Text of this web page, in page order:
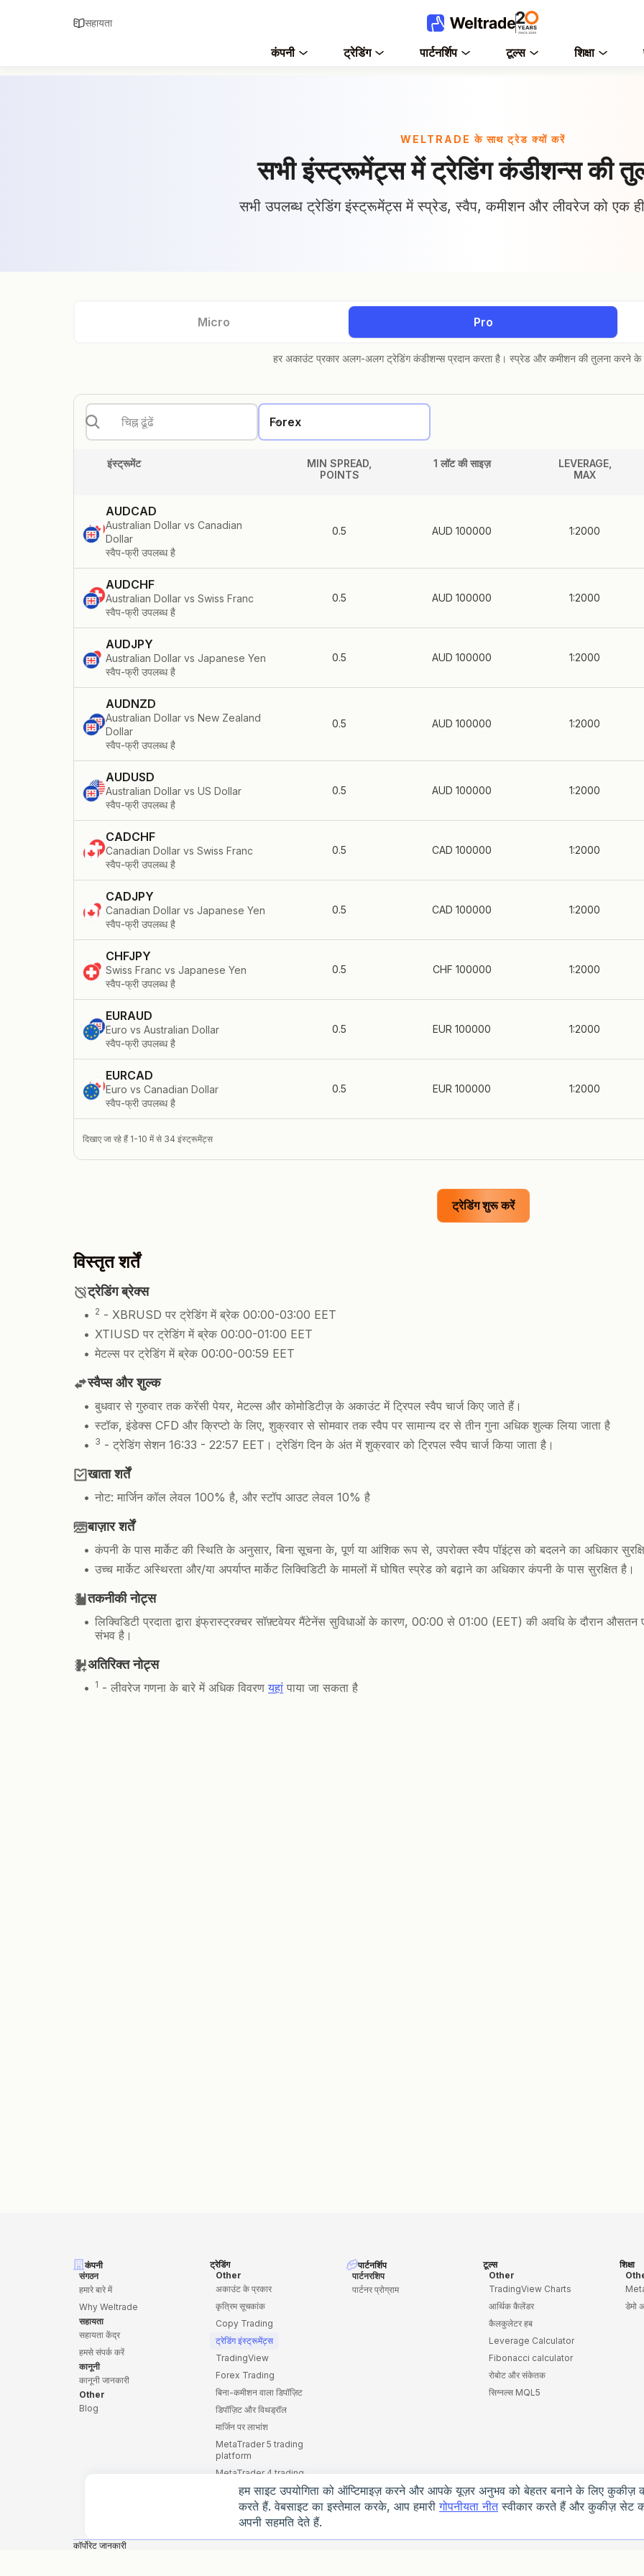
सहायता
कंपनी ट्रेडिंग पार्टनर्शिप टूल्स शिक्षा
WELTRADE के साथ ट्रेड क्यों करें
सभी इंस्ट्रूमेंट्स में ट्रेडिंग कंडीशन्स की
सभी उपलब्ध ट्रेडिंग इंस्ट्रूमेंट्स में स्प्रेड, स्वैप, कमीशन और लीवरेज को एक
Micro Pro
हर अकाउंट प्रकार अलग-अलग ट्रेडिंग कंडीशन्स प्रदान करता है। स्प्रेड और कमीशन की तुलना करने के
Forex
इंस्ट्रूमेंट
MIN SPREAD,
POINTS
1 लॉट की साइज़
LEVERAGE,
MAX
AUDCAD
Australian Dollar vs Canadian
Dollar
स्वैप-फ्री उपलब्ध है
0.5 AUD 100000 1:2000
AUDCHF
Australian Dollar vs Swiss Franc
स्वैप-फ्री उपलब्ध है
0.5 AUD 100000 1:2000
AUDJPY
Australian Dollar vs Japanese Yen
स्वैप-फ्री उपलब्ध है
0.5 AUD 100000 1:2000
AUDNZD
Australian Dollar vs New Zealand
Dollar
स्वैप-फ्री उपलब्ध है
0.5 AUD 100000 1:2000
AUDUSD
Australian Dollar vs US Dollar
स्वैप-फ्री उपलब्ध है
0.5 AUD 100000 1:2000
CADCHF
Canadian Dollar vs Swiss Franc
स्वैप-फ्री उपलब्ध है
0.5 CAD 100000 1:2000
CADJPY
Canadian Dollar vs Japanese Yen
स्वैप-फ्री उपलब्ध है
0.5 CAD 100000 1:2000
CHFJPY
Swiss Franc vs Japanese Yen
स्वैप-फ्री उपलब्ध है
0.5 CHF 100000 1:2000
EURAUD
Euro vs Australian Dollar
स्वैप-फ्री उपलब्ध है
0.5 EUR 100000 1:2000
EURCAD
Euro vs Canadian Dollar
स्वैप-फ्री उपलब्ध है
0.5 EUR 100000 1:2000
दिखाए जा रहे हैं 1-10 में से 34 इंस्ट्रूमेंट्स
ट्रेडिंग शुरू करें
विस्तृत शर्तें
ट्रेडिंग ब्रेक्स
2 - XBRUSD पर ट्रेडिंग में ब्रेक 00:00-03:00 EET
XTIUSD पर ट्रेडिंग में ब्रेक 00:00-01:00 EET
मेटल्स पर ट्रेडिंग में ब्रेक 00:00-00:59 EET
स्वैप्स और शुल्क
बुधवार से गुरुवार तक करेंसी पेयर, मेटल्स और कोमोडिटीज़ के अकाउंट में ट्रिपल स्वैप चार्ज किए जाते हैं।
स्टॉक, इंडेक्स CFD और क्रिप्टो के लिए, शुक्रवार से सोमवार तक स्वैप पर सामान्य दर से तीन गुना अधिक शुल्क लिया जाता है
3 - ट्रेडिंग सेशन 16:33 - 22:57 EET। ट्रेडिंग दिन के अंत में शुक्रवार को ट्रिपल स्वैप चार्ज किया जाता है।
खाता शर्तें
नोट: मार्जिन कॉल लेवल 100% है, और स्टॉप आउट लेवल 10% है
बाज़ार शर्तें
कंपनी के पास मार्केट की स्थिति के अनुसार, बिना सूचना के, पूर्ण या आंशिक रूप से, उपरोक्त स्वैप पॉइंट्स को बदलने का अधिकार
उच्च मार्केट अस्थिरता और/या अपर्याप्त मार्केट लिक्विडिटी के मामलों में घोषित स्प्रेड को बढ़ाने का अधिकार कंपनी के पास सुरक्षित है।
तकनीकी नोट्स
लिक्विडिटी प्रदाता द्वारा इंफ्रास्ट्रक्चर सॉफ़्टवेयर मैंटेनेंस सुविधाओं के कारण, 00:00 से 01:00 (EET) की अवधि के दौरान
संभव है।
अतिरिक्त नोट्स
1 - लीवरेज गणना के बारे में अधिक विवरणयहां पाया जा सकता है
कंपनी
संगठन
हमारे बारे में
Why Weltrade
सहायता
सहायता केंद्र
हमसे संपर्क करें
कानूनी
कानूनी जानकारी
Other
Blog
ट्रेडिंग
Other
अकाउंट के प्रकार
कृत्रिम सूचकांक
Copy Trading
ट्रेडिंग इंस्ट्रूमेंट्स
TradingView
Forex Trading
बिना-कमीशन वाला डिपॉज़िट
डिपॉज़िट और विथड्रॉल
मार्जिन पर लाभांश
MetaTrader 5 trading
platform
MetaTrader 4 trading
CFD व्यापार
मोबाइल एप्लिकेशन
पार्टनर्शिप
पार्टनरशिप
पार्टनर प्रोग्राम
टूल्स
Other
TradingView Charts
आर्थिक कैलेंडर
कैलकुलेटर हब
Leverage Calculator
Fibonacci calculator
रोबोट और संकेतक
सिग्नल्स MQL5
शिक्षा
डेमो
कॉर्पोरेट जानकारी
हम साइट उपयोगिता को ऑप्टिमाइज़ करने और आपके यूज़र अनुभव को बेहतर बनाने के लिए कुकीज़
करते हैं. वेबसाइट का इस्तेमाल करके, आप हमारीगोपनीयता नीतस्वीकार करते हैं और कुकीज़ सेट
अपनी सहमति देते हैं.